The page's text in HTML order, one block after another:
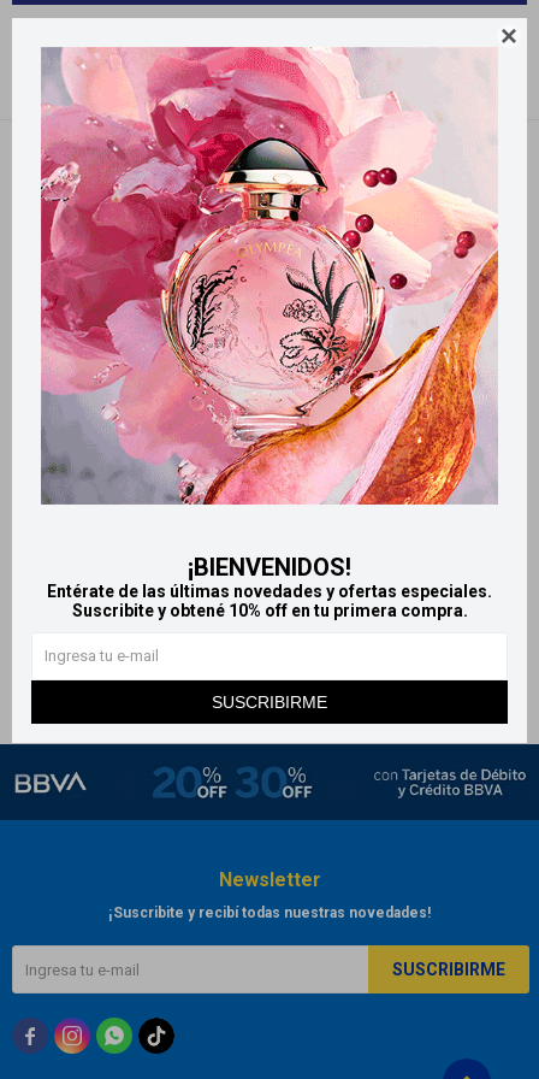

¡BIENVENIDOS!
Entérate de las últimas novedades y ofertas especiales.
Suscribite y obtené 10% off en tu primera compra.
SUSCRIBIRME
Filtrando por: Creative Medical
Llega MAÑANA
Oxímetro para dedo PC-60B
$ 1.449
Newsletter
¡Suscribite y recibí todas nuestras novedades!
SUSCRIBIRME
  